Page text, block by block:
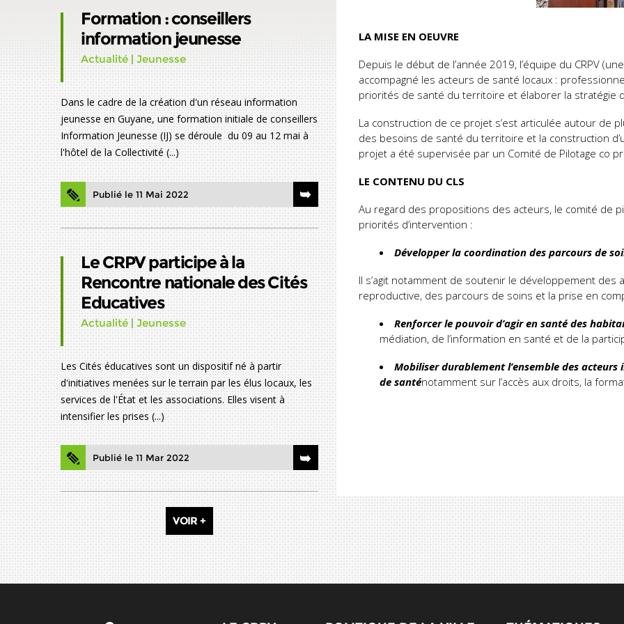
LA MISE EN OEUVRE
Depuis le début de l’année 2019, l’équipe du CRPV
accompagné les acteurs de santé locaux :
priorités de santé du territoire et élaborer la stratégie
La construction de ce projet s’est articulée autour de
des besoins de santé du territoire et la construction
projet a été supervisée par un Comité de Pilotage co
LE CONTENU DU CLS
Au regard des propositions des acteurs, le comité de
priorités d’intervention :
Développer la coordination des parcours de
Il s’agit notamment de soutenir le développement
reproductive, des parcours de soins et la prise en
Renforcer le pouvoir d’agir en santé des
médiation, de l’information en santé et de la
Mobiliser durablement l’ensemble des
de santénotamment sur l’accès aux droits, la
Formation : conseillers
information jeunesse
Actualité | Jeunesse
Dans le cadre de la création d'un réseau information
jeunesse en Guyane, une formation initiale de conseillers
Information Jeunesse (IJ) se déroule du 09 au 12 mai à
l'hôtel de la Collectivité (...)
Publié le 11 Mai 2022
Le CRPV participe à la
Rencontre nationale des Cités
Educatives
Actualité | Jeunesse
Les Cités éducatives sont un dispositif né à partir
d'initiatives menées sur le terrain par les élus locaux, les
services de l'État et les associations. Elles visent à
intensifier les prises (...)
Publié le 11 Mar 2022
VOIR +